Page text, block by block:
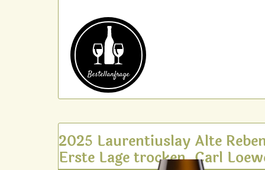
Bestell­anfrage
2025 Laurentiuslay Alte
Erste Lage trocken, Carl